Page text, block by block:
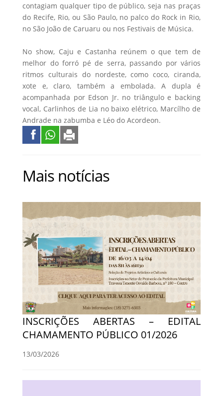
contagiam qualquer tipo de público, seja nas praças
do Recife, Rio, ou São Paulo, no palco do Rock in Rio,
no São João de Caruaru ou nos Festivais de Música.
No show, Caju e Castanha reúnem o que tem de
melhor do forró pé de serra, passando por vários
ritmos culturais do nordeste, como coco, ciranda,
xote e, claro, também a embolada. A dupla é
acompanhada por Edson Jr. no triângulo e backing
vocal, Carlinhos de Lia no baixo elétrico, Marcílho de
Andrade na zabumba e Léo do Acordeon.
Mais notícias
INSCRIÇÕES ABERTAS – EDITAL
CHAMAMENTO PÚBLICO 01/2026
13/03/2026